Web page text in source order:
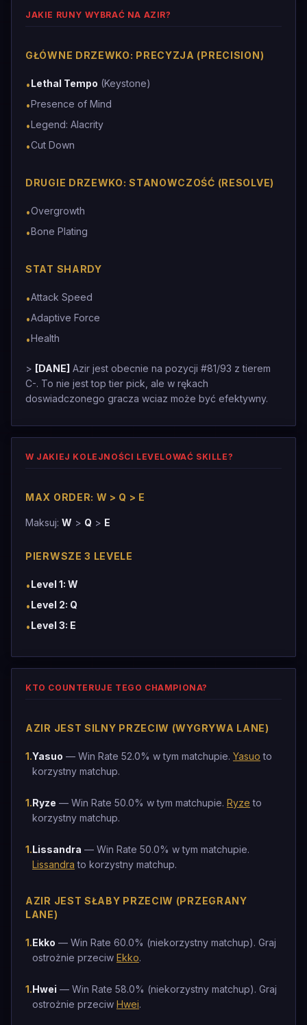
JAKIE RUNY WYBRAĆ NA AZIR?
GŁÓWNE DRZEWKO: PRECYZJA (PRECISION)
•Lethal Tempo (Keystone)
•Presence of Mind
•Legend: Alacrity
•Cut Down
DRUGIE DRZEWKO: STANOWCZOŚĆ (RESOLVE)
•Overgrowth
•Bone Plating
STAT SHARDY
•Attack Speed
•Adaptive Force
•Health
> [DANE] Azir jest obecnie na pozycji #81/93 z tierem
C-. To nie jest top tier pick, ale w rękach
doswiadczonego gracza wciaz może być efektywny.
W JAKIEJ KOLEJNOŚCI LEVELOWAĆ SKILLE?
MAX ORDER: W > Q > E
Maksuj: W > Q > E
PIERWSZE 3 LEVELE
•Level 1: W
•Level 2: Q
•Level 3: E
KTO COUNTERUJE TEGO CHAMPIONA?
AZIR JEST SILNY PRZECIW (WYGRYWA LANE)
1.Yasuo — Win Rate 52.0% w tym matchupie. Yasuo to
korzystny matchup.
1.Ryze — Win Rate 50.0% w tym matchupie. Ryze to
korzystny matchup.
1.Lissandra — Win Rate 50.0% w tym matchupie.
Lissandra to korzystny matchup.
AZIR JEST SŁABY PRZECIW (PRZEGRANY
LANE)
1.Ekko — Win Rate 60.0% (niekorzystny matchup). Graj
ostrożnie przeciw Ekko.
1.Hwei — Win Rate 58.0% (niekorzystny matchup). Graj
ostrożnie przeciw Hwei.